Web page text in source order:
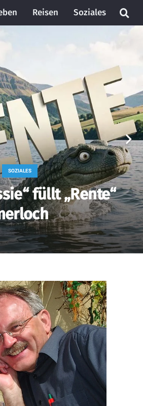
Reisen Soziales
SOZIALES
füllt „Rente“